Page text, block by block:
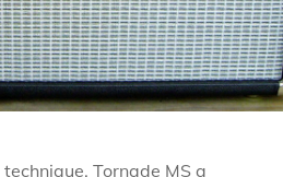
Tornade MS a